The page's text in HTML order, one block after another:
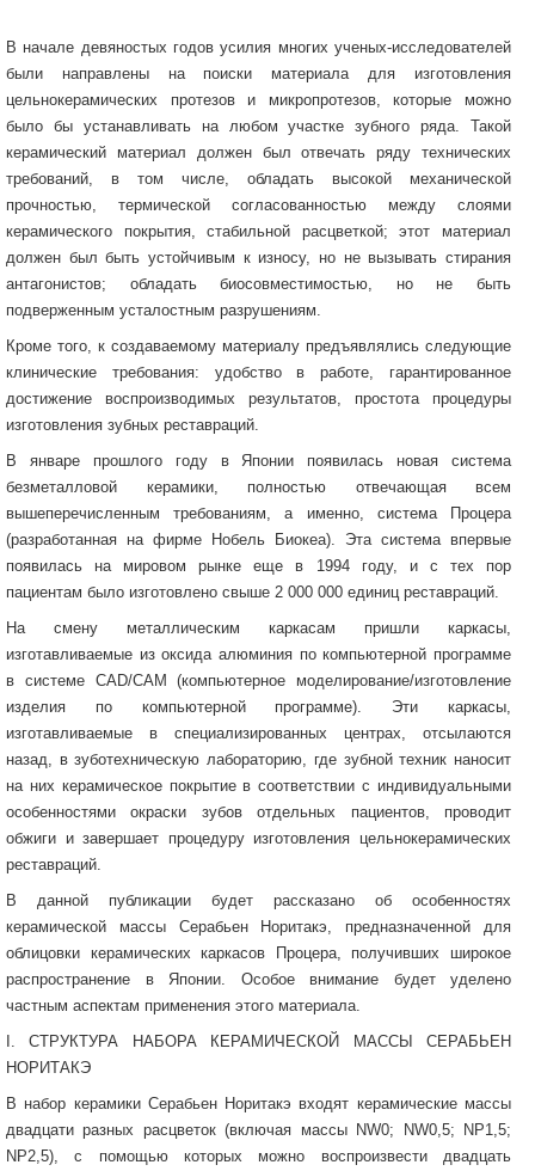
В начале девяностых годов усилия многих ученых-исследователей
были направлены на поиски материала для изготовления
цельнокерамических протезов и микропротезов, которые можно
было бы устанавливать на любом участке зубного ряда. Такой
керамический материал должен был отвечать ряду технических
требований, в том числе, обладать высокой механической
прочностью, термической согласованностью между слоями
керамического покрытия, стабильной расцветкой; этот материал
должен был быть устойчивым к износу, но не вызывать стирания
антагонистов; обладать биосовместимостью, но не быть
подверженным усталостным разрушениям.
Кроме того, к создаваемому материалу предъявлялись следующие
клинические требования: удобство в работе, гарантированное
достижение воспроизводимых результатов, простота процедуры
изготовления зубных реставраций.
В январе прошлого году в Японии появилась новая система
безметалловой керамики, полностью отвечающая всем
вышеперечисленным требованиям, а именно, система Процера
(разработанная на фирме Нобель Биокеа). Эта система впервые
появилась на мировом рынке еще в 1994 году, и с тех пор
пациентам было изготовлено свыше 2 000 000 единиц реставраций.
На смену металлическим каркасам пришли каркасы,
изготавливаемые из оксида алюминия по компьютерной программе
в системе CAD/CAM (компьютерное моделирование/изготовление
изделия по компьютерной программе). Эти каркасы,
изготавливаемые в специализированных центрах, отсылаются
назад, в зуботехническую лабораторию, где зубной техник наносит
на них керамическое покрытие в соответствии с индивидуальными
особенностями окраски зубов отдельных пациентов, проводит
обжиги и завершает процедуру изготовления цельнокерамических
реставраций.
В данной публикации будет рассказано об особенностях
керамической массы Серабьен Норитакэ, предназначенной для
облицовки керамических каркасов Процера, получивших широкое
распространение в Японии. Особое внимание будет уделено
частным аспектам применения этого материала.
I. СТРУКТУРА НАБОРА КЕРАМИЧЕСКОЙ МАССЫ СЕРАБЬЕН
НОРИТАКЭ
В набор керамики Серабьен Норитакэ входят керамические массы
двадцати разных расцветок (включая массы NW0; NW0,5; NP1,5;
NP2,5), с помощью которых можно воспроизвести двадцать